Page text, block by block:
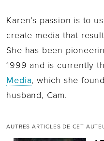
Karen’s passion is to
create media that
She has been
1999 and is currently
Media, which she
husband, Cam.
AUTRES ARTICLES DE CET